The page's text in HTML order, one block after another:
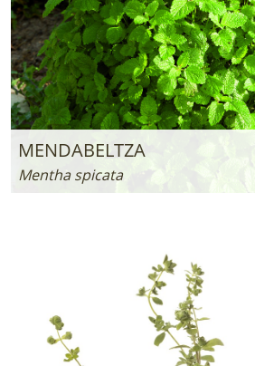
MENDABELTZA
Mentha spicata